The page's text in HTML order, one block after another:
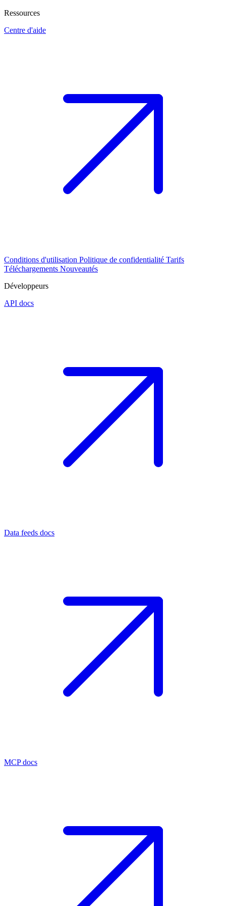
Ressources
Centre d'aide
Conditions d'utilisation Politique de confidentialité Tarifs
Téléchargements Nouveautés
Développeurs
API docs
Data feeds docs
MCP docs